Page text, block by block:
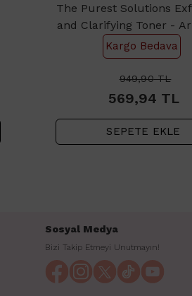
The Purest Solutions
and Clarifying Toner -
Tonik 200ml
Kargo Bedava
949,90TL
569,94 TL
SEPETE EKLE
Sosyal Medya
Bizi Takip Etmeyi Unutmayın!